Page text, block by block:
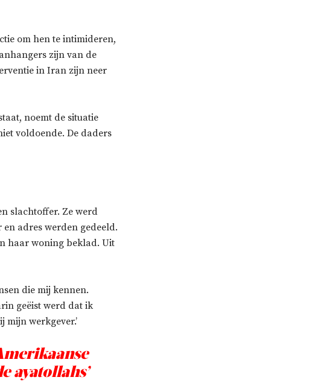
om hen te intimideren,
zijn van de
in Iran zijn neer
noemt de situatie
voldoende. De daders
slachtoffer. Ze werd
adres werden gedeeld.
haar woning beklad. Uit
die mij kennen.
geëist werd dat ik
werkgever.’
ayatollahs’